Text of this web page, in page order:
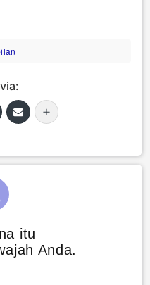
itu
Anda.